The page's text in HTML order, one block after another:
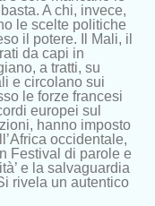
A chi, invece,
le scelte politiche
il potere. Il Mali, il
da capi in
a tratti, su
e circolano sui
le forze francesi
europei sul
hanno imposto
occidentale,
Festival di parole e
e la salvaguardia
rivela un autentico